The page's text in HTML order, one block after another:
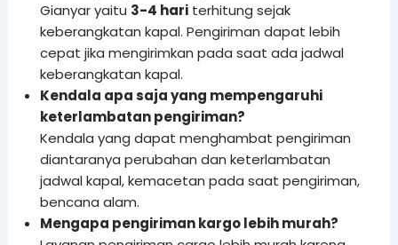
Gianyar yaitu 3-4 hariterhitung sejak
keberangkatan kapal. Pengiriman dapat lebih
cepat jika mengirimkan pada saat ada jadwal
keberangkatan kapal.
Kendala apa saja yang mempengaruhi
keterlambatan pengiriman?
Kendala yang dapat menghambat pengiriman
diantaranya perubahan dan keterlambatan
jadwal kapal, kemacetan pada saat pengiriman,
bencana alam.
Mengapa pengiriman kargo lebih murah?